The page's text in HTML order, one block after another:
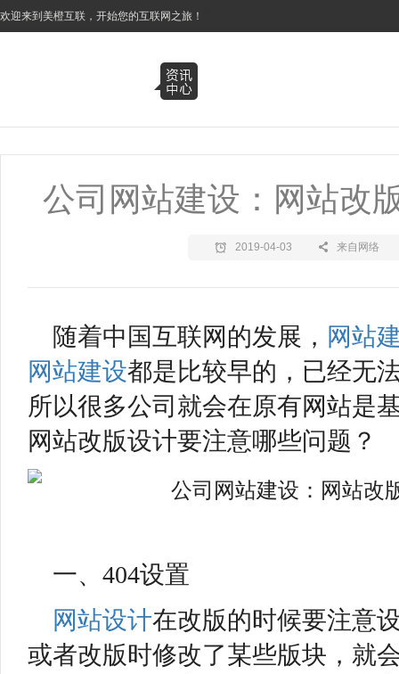
欢迎来到美橙互联，开始您的互联网之旅！
公司网站建设：网站改
2019-04-03 来自网络
随着中国互联网的发展， 网站
网站建设都是比较早的，已经无
所以很多公司就会在原有网站是
网站改版设计要注意哪些问题？
一、404设置
网站设计在改版的时候要注意
或者改版时修改了某些版块，就